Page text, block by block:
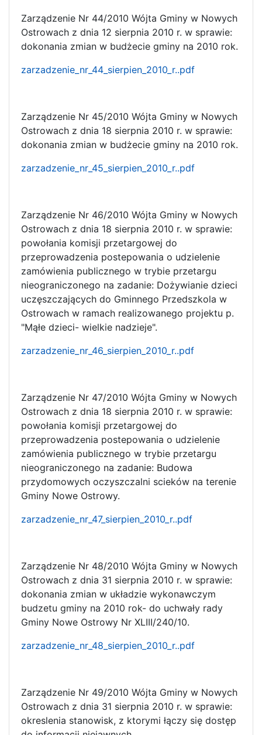
Zarządzenie Nr 44/2010 Wójta Gminy w Nowych
Ostrowach z dnia 12 sierpnia 2010 r. w sprawie:
dokonania zmian w budżecie gminy na 2010 rok.
zarzadzenie_nr_44_sierpien_2010_r..pdf
Zarządzenie Nr 45/2010 Wójta Gminy w Nowych
Ostrowach z dnia 18 sierpnia 2010 r. w sprawie:
dokonania zmian w budżecie gminy na 2010 rok.
zarzadzenie_nr_45_sierpien_2010_r..pdf
Zarządzenie Nr 46/2010 Wójta Gminy w Nowych
Ostrowach z dnia 18 sierpnia 2010 r. w sprawie:
powołania komisji przetargowej do
przeprowadzenia postepowania o udzielenie
zamówienia publicznego w trybie przetargu
nieograniczonego na zadanie: Dożywianie dzieci
uczęszczających do Gminnego Przedszkola w
Ostrowach w ramach realizowanego projektu p.
"Mąłe dzieci- wielkie nadzieje".
zarzadzenie_nr_46_sierpien_2010_r..pdf
Zarządzenie Nr 47/2010 Wójta Gminy w Nowych
Ostrowach z dnia 18 sierpnia 2010 r. w sprawie:
powołania komisji przetargowej do
przeprowadzenia postepowania o udzielenie
zamówienia publicznego w trybie przetargu
nieograniczonego na zadanie: Budowa
przydomowych oczyszczalni scieków na terenie
Gminy Nowe Ostrowy.
zarzadzenie_nr_47_sierpien_2010_r..pdf
Zarządzenie Nr 48/2010 Wójta Gminy w Nowych
Ostrowach z dnia 31 sierpnia 2010 r. w sprawie:
dokonania zmian w układzie wykonawczym
budzetu gminy na 2010 rok- do uchwały rady
Gminy Nowe Ostrowy Nr XLIII/240/10.
zarzadzenie_nr_48_sierpien_2010_r..pdf
Zarządzenie Nr 49/2010 Wójta Gminy w Nowych
Ostrowach z dnia 31 sierpnia 2010 r. w sprawie:
okreslenia stanowisk, z ktorymi łączy się dostęp